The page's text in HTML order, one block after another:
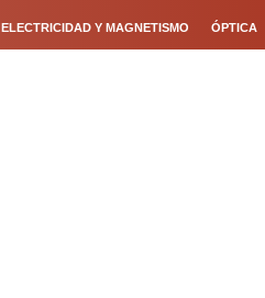
ELECTRICIDAD Y MAGNETISMO ÓPTICA